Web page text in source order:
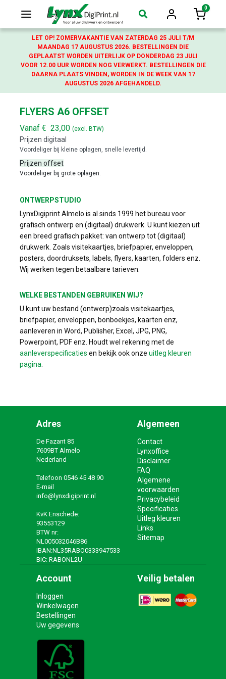
Login
0
LET OP! ZOMERVAKANTIE VAN ZATERDAG 25 JULI T/M
MAANDAG 17 AUGUSTUS 2026. BESTELLINGEN DIE
GEPLAATST WORDEN UITERLIJK OP DONDERDAG 23 JULI
VOOR 12.00 UUR WORDEN NOG VERWERKT. BESTELLINGEN DIE
DAARNA PLAATS VINDEN, WORDEN IN DE WEEK VAN 17
AUGUSTUS 2026 AFGEHANDELD.
FLYERS A6 OFFSET
Vanaf € 23,00 (excl. BTW)
Prijzen digitaal
Voordeliger bij kleine oplagen, snelle levertijd.
Prijzen offset
Voordeliger bij grote oplagen.
ONTWERPSTUDIO
LynxDigiprint Almelo is al sinds 1999 het bureau voor
grafisch ontwerp en (digitaal) drukwerk. U kunt kiezen uit
een breed grafisch pakket: van ontwerp tot (digitaal)
drukwerk. Zoals visitekaartjes, briefpapier, enveloppen,
posters, doordruksets, labels, flyers, kaarten, folders enz.
Wij werken tegen betaalbare tarieven.
WELKE BESTANDEN GEBRUIKEN WIJ?
U kunt uw bestand (ontwerp)zoals visitekaartjes,
briefpapier, enveloppen, bonboekjes, kaarten enz,
aanleveren in Word, Publisher, Excel, JPG, PNG,
Powerpoint, PDF enz. Houdt wel rekening met de
aanleverspecificaties en bekijk ook onze uitleg kleuren
pagina
Adres
De Fazant 85
7609BT Almelo
Nederland
Telefoon 0546 45 48 90
E-mail
info@lynxdigiprint.nl
KvK Enschede:
93553129
BTW nr:
NL005032046B86
IBAN:NL35RABO0333947533
BIC: RABONL2U
Algemeen
Contact
Lynxoffice
Disclaimer
FAQ
Algemene
voorwaarden
Privacybeleid
Specificaties
Uitleg kleuren
Links
Sitemap
Account
Inloggen
Winkelwagen
Bestellingen
Uw gegevens
Veilig betalen